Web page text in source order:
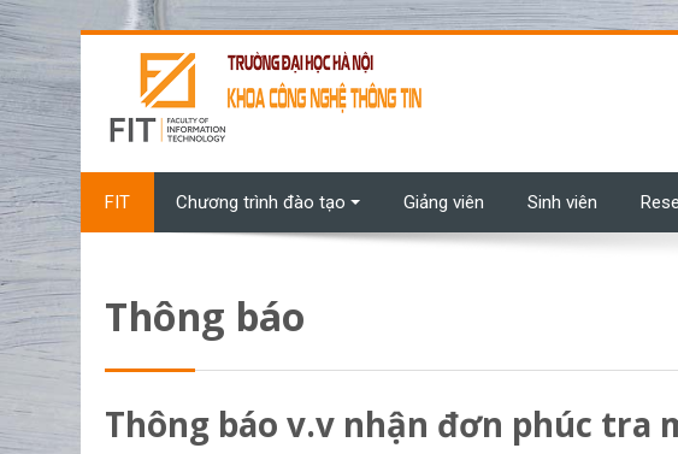
Chuyển tới nội dung chính
FIT Chương trình đào tạo Giảng viên Sinh viên
Thông báo
Thông báo v.v nhận đơn phúc tra